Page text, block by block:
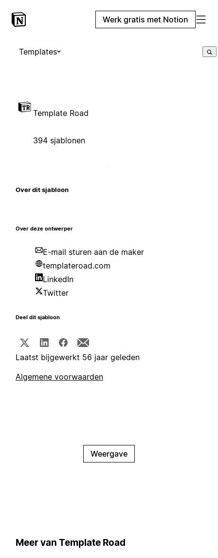
Werk gratis met Notion
Templates
Template Road
394 sjablonen
Over dit sjabloon
Over deze ontwerper
E-mail sturen aan de maker
templateroad.com
LinkedIn
Twitter
Deel dit sjabloon
Laatst bijgewerkt 56 jaar geleden
Algemene voorwaarden
Weergave
Meer van Template Road